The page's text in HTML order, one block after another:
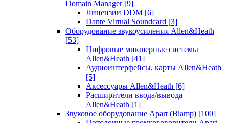
Domain Manager [9]
Лицензии DDM [6]
Dante Virtual Soundcard [3]
Оборудование звукоусиления Allen&Heath
[53]
Цифровые микшерные системы
Allen&Heath [41]
Аудиоинтерфейсы, карты Allen&Heath
[5]
Аксессуары Allen&Heath [6]
Расширители ввода/вывода
Allen&Heath [1]
Звуковое оборудование Apart (Biamp) [100]